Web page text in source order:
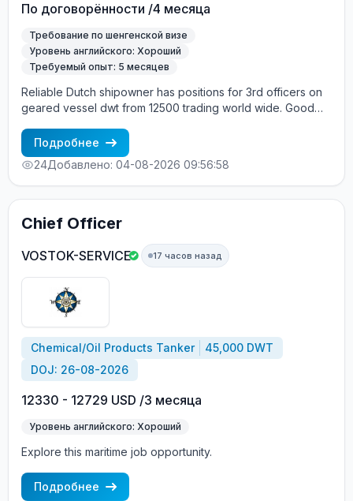
По договорённости /4 месяца
Требование по шенгенской визе
Уровень английского: Хороший
Требуемый опыт: 5 месяцев
Reliable Dutch shipowner has positions for 3rd officers on
geared vessel dwt from 12500 trading world wide. Good
mentality, motivated and to the vessel and cargo specialists
are highly Valid Schengen visa is more than
Подробнее
24Добавлено: 04-08-2026 09:56:58
Chief Officer
VOSTOK-SERVICE 17 часов назад
Chemical/Oil Products Tanker
45,000 DWT
DOJ: 26-08-2026
12330 - 12729 USD /3 месяца
Уровень английского: Хороший
Explore this maritime job opportunity.
Подробнее